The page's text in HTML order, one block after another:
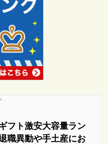
フト激安大容量ラン
職異動や手土産にお